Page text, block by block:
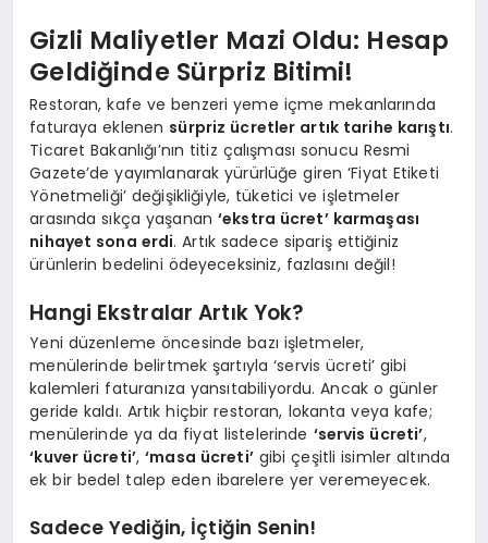
Gizli Maliyetler Mazi Oldu: Hesap
Geldiğinde Sürpriz Bitimi!
Restoran, kafe ve benzeri yeme içme mekanlarında
faturaya eklenen sürpriz ücretler artık tarihe karıştı.
Ticaret Bakanlığı’nın titiz çalışması sonucu Resmi
Gazete’de yayımlanarak yürürlüğe giren ‘Fiyat Etiketi
Yönetmeliği’ değişikliğiyle, tüketici ve işletmeler
arasında sıkça yaşanan ‘ekstra ücret’ karmaşası
nihayet sona erdi. Artık sadece sipariş ettiğiniz
ürünlerin bedelini ödeyeceksiniz, fazlasını değil!
Hangi Ekstralar Artık Yok?
Yeni düzenleme öncesinde bazı işletmeler,
menülerinde belirtmek şartıyla ‘servis ücreti’ gibi
kalemleri faturanıza yansıtabiliyordu. Ancak o günler
geride kaldı. Artık hiçbir restoran, lokanta veya kafe;
menülerinde ya da fiyat listelerinde ‘servis ücreti’,
‘kuver ücreti’,‘masa ücreti’gibi çeşitli isimler altında
ek bir bedel talep eden ibarelere yer veremeyecek.
Sadece Yediğin, İçtiğin Senin!